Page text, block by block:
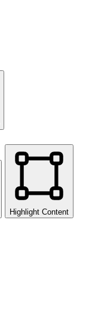
Highlight Content